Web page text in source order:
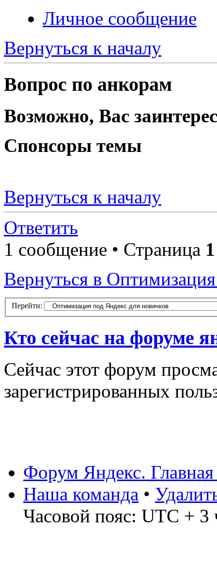
Личное сообщение
Вернуться к началу
Вопрос по анкорам
Возможно, Вас
Спонсоры темы
Вернуться к началу
Ответить
1 сообщение • Страница 1
Вернуться в
Перейти:
Кто сейчас на форуме
Сейчас этот форум
зарегистрированных
Форум Яндекс.
Наша команда •
Часовой пояс: UTC + 3